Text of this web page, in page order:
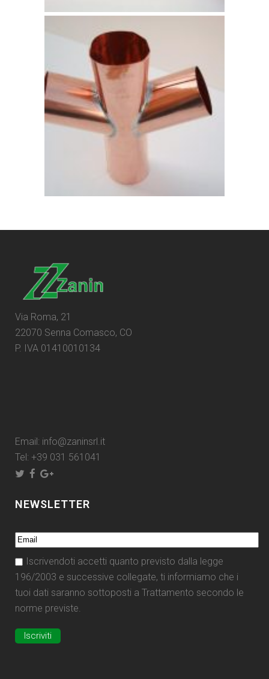
Via Roma, 21
22070 Senna Comasco, CO
P. IVA 01410010134
Email: info@zaninsrl.it
Tel: +39 031 561041
NEWSLETTER
Iscrivendoti accetti quanto previsto dalla legge
196/2003 e successive collegate, ti informiamo che i
tuoi dati saranno sottoposti a Trattamento secondo le
norme previste.